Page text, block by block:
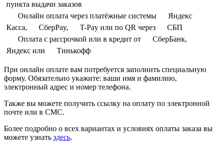
пункта выдачи заказов
Онлайн оплата через платёжные системы
Яндекс
Касса,
СберPay, T-Pay или по QR через
СБП
Оплата с рассрочкой или в кредит от
СберБанк,
Яндекс или
Тинькофф
При онлайн оплате вам потребуется заполнить специальную
форму. Обязательно укажите: ваши имя и фамилию,
электронный адрес и номер телефона.
Также вы можете получить ссылку на оплату по электронной
почте или в СМС.
Более подробно о всех вариантах и условиях оплаты заказа вы
можете узнать здесь.